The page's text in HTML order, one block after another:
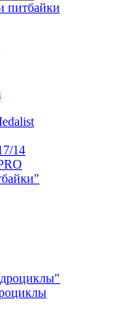
питбайки
14